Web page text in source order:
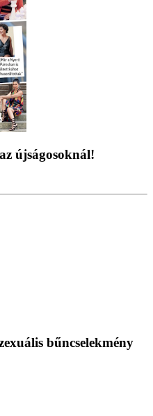
újságosoknál!
bűncselekmény